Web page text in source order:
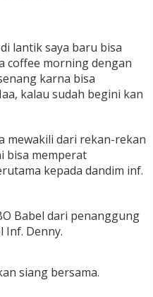
lantik saya baru bisa
coffee morning dengan
karna bisa
kalau sudah begini kan
mewakili dari rekan-rekan
bisa memperat
kepada dandim inf.
Babel dari penanggung
Inf. Denny.
siang bersama.